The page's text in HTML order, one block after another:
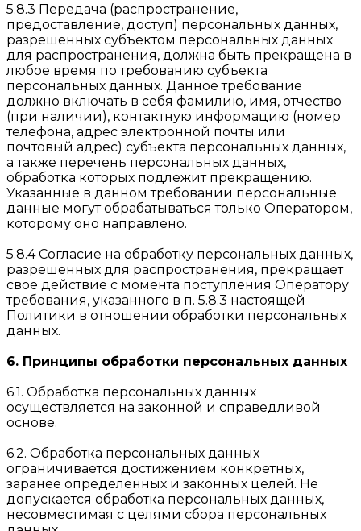
5.8.3 Передача (распространение,
предоставление, доступ) персональных данных,
разрешенных субъектом персональных данных
для распространения, должна быть прекращена в
любое время по требованию субъекта
персональных данных. Данное требование
должно включать в себя фамилию, имя, отчество
(при наличии), контактную информацию (номер
телефона, адрес электронной почты или
почтовый адрес) субъекта персональных данных,
а также перечень персональных данных,
обработка которых подлежит прекращению.
Указанные в данном требовании персональные
данные могут обрабатываться только Оператором,
которому оно направлено.
5.8.4 Согласие на обработку персональных данных,
разрешенных для распространения, прекращает
свое действие с момента поступления Оператору
требования, указанного в п. 5.8.3 настоящей
Политики в отношении обработки персональных
данных.
6. Принципы обработки персональных данных
6.1. Обработка персональных данных
осуществляется на законной и справедливой
основе.
6.2. Обработка персональных данных
ограничивается достижением конкретных,
заранее определенных и законных целей. Не
допускается обработка персональных данных,
несовместимая с целями сбора персональных